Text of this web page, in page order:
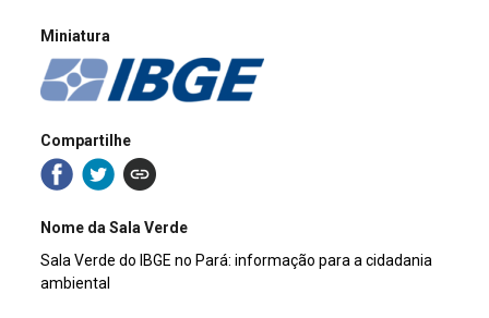
Miniatura
Compartilhe
Nome da Sala Verde
Sala Verde do IBGE no Pará: informação para a cidadania
ambiental